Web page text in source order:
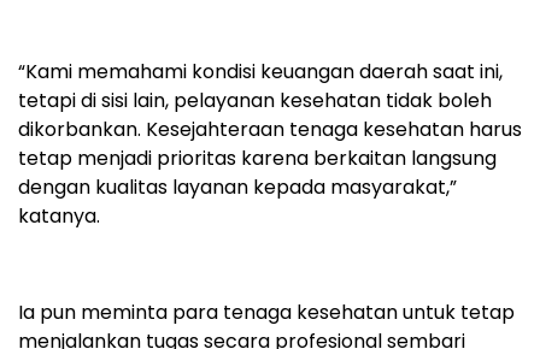
“Kami memahami kondisi keuangan daerah saat ini,
tetapi di sisi lain, pelayanan kesehatan tidak boleh
dikorbankan. Kesejahteraan tenaga kesehatan harus
tetap menjadi prioritas karena berkaitan langsung
dengan kualitas layanan kepada masyarakat,”
katanya.
Ia pun meminta para tenaga kesehatan untuk tetap
menjalankan tugas secara profesional sembari